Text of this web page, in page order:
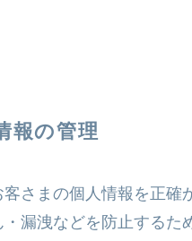
報の管理
客さまの個人情報を正確
漏洩などを防止するた